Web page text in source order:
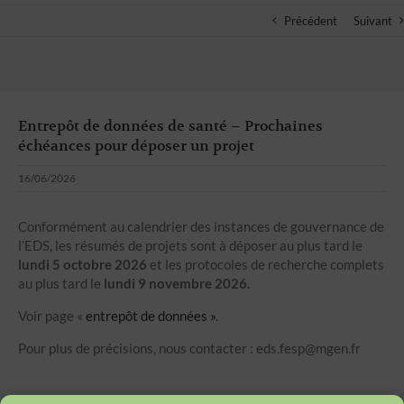
Précédent
Suivant
Entrepôt de données de santé – Prochaines
échéances pour déposer un projet
16/06/2026
Conformément au calendrier des instances de gouvernance de
l’EDS, les résumés de projets sont à déposer au plus tard le
lundi 5 octobre 2026 et les protocoles de recherche complets
au plus tard le lundi 9 novembre 2026.
Voir page « entrepôt de données ».
Pour plus de précisions, nous contacter : eds.fesp@mgen.fr